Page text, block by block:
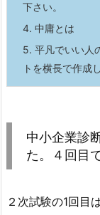
下さい。
4. 中庸とは
5. 平凡でいい人
トを横長で作成
中小企業診
た。４回目
２次試験の1回目